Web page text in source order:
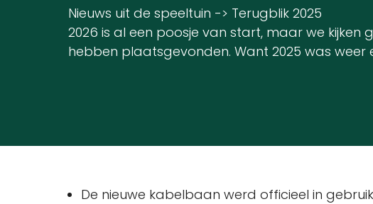
Nieuws uit de speeltuin -> Terugblik 2025
2026 is al een poosje van start, maar we
hebben plaatsgevonden. Want 2025 was weer
De nieuwe kabelbaan werd officieel in